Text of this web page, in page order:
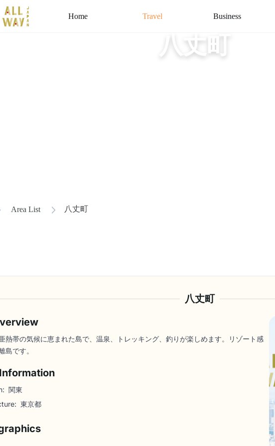
Home Travel Business
八丈町
Area List 八丈町
八丈町
熱帯の気候に恵まれた島で、温泉、トレッキング、釣りが楽しめます。リゾート感
島です。
関東
東京都